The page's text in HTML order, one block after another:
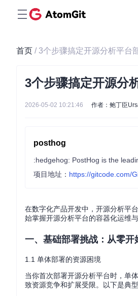
首页 / 3个步骤搞定开源分析平台
3个步骤搞定开源分
2026-05-02 10:21:46 作者：鲍丁臣
posthog
项目地址： https://gitcode.com/
在数字化产品开发中，开源分析平
始掌握开源分析平台的容器化运维
一、基础部署挑战：从零开
1.1 单体部署的资源困境
当你首次部署开源分析平台时，单
致资源竞争和扩展受限。以下是典